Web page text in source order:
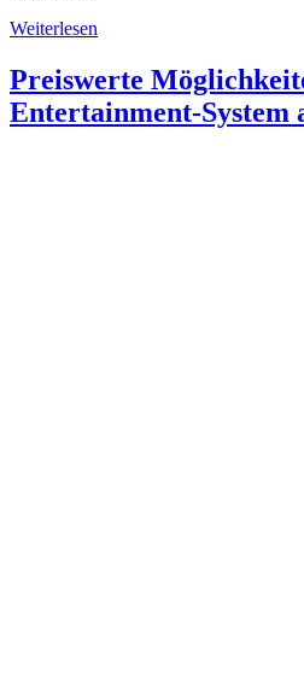
Weiterlesen
Preiswerte
Entertainment-System